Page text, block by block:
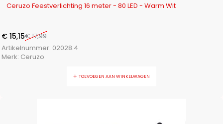
Ceruzo Feestverlichting 16 meter - 80 LED - Warm Wit
€17,99
€ 15,15
Artikelnummer: 02028.4
Merk: Ceruzo
TOEVOEGEN AAN WINKELWAGEN